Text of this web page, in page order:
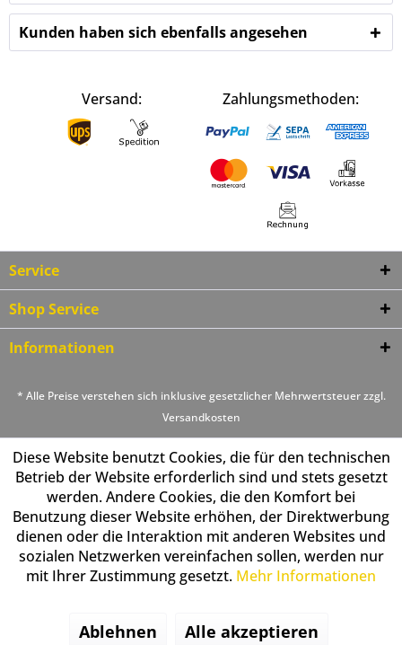
Kunden haben sich ebenfalls angesehen
Versand: Zahlungsmethoden:
Service
Shop Service
Informationen
* Alle Preise verstehen sich inklusive gesetzlicher Mehrwertsteuer zzgl.
Versandkosten
Diese Website benutzt Cookies, die für den technischen
Betrieb der Website erforderlich sind und stets gesetzt
werden. Andere Cookies, die den Komfort bei
Benutzung dieser Website erhöhen, der Direktwerbung
dienen oder die Interaktion mit anderen Websites und
sozialen Netzwerken vereinfachen sollen, werden nur
mit Ihrer Zustimmung gesetzt. Mehr Informationen
Ablehnen Alle akzeptieren